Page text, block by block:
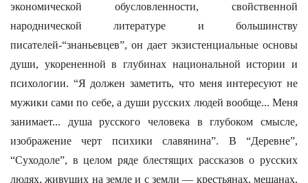
экономической обусловленности, свойственной
народнической литературе и большинству
писателей-“знаньевцев”, он дает экзистенциальные основы
души, укорененной в глубинах национальной истории и
психологии. “Я должен заметить, что меня интересуют не
мужики сами по себе, а души русских людей вообще... Меня
занимает... душа русского человека в глубоком смысле,
изображение черт психики славянина”. В “Деревне”,
“Суходоле”, в целом ряде блестящих рассказов о русских
людях, живущих на земле и с земли — крестьянах, мещанах,